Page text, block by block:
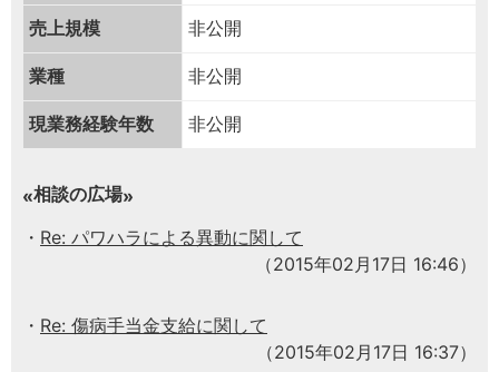
売上規模 非公開
業種 非公開
現業務経験年数 非公開
相談の広場
Re: パワハラによる異動に関して
（2015年02月17日 16:46）
Re: 傷病手当金支給に関して
（2015年02月17日 16:37）